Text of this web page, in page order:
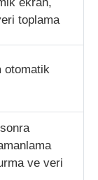
toplama
otomatik
ve veri